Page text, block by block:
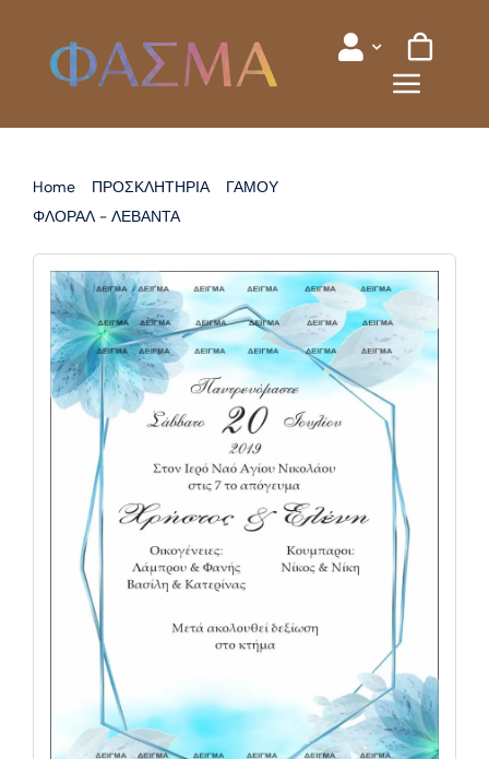
content
Home ΠΡΟΣΚΛΗΤΗΡΙΑ
ΓΑΜΟΥ
ΦΛΟΡΑΛ - ΛΕΒΑΝΤΑ